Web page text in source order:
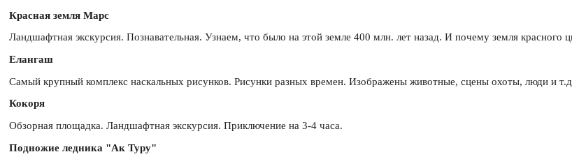
Красная земля Марс
Ландшафтная экскурсия. Познавательная. Узнаем, что было на этой земле 400 млн. лет назад. И почему земля красного
Елангаш
Самый крупный комплекс наскальных рисунков. Рисунки разных времен. Изображены животные, сцены охоты, люди и
Кокоря
Обзорная площадка. Ландшафтная экскурсия. Приключение на 3-4 часа.
Подножие ледника "Ак Туру"